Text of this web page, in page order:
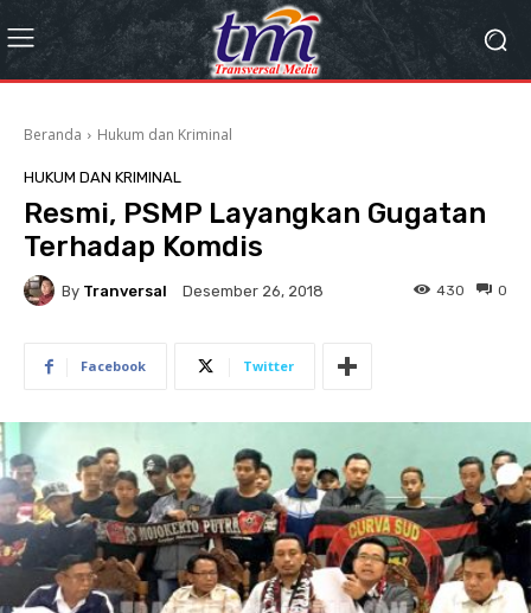
Beranda Hukum dan Kriminal
HUKUM DAN KRIMINAL
Resmi, PSMP Layangkan Gugatan
Terhadap Komdis
By Tranversal Desember 26, 2018 0
430
Facebook Twitter